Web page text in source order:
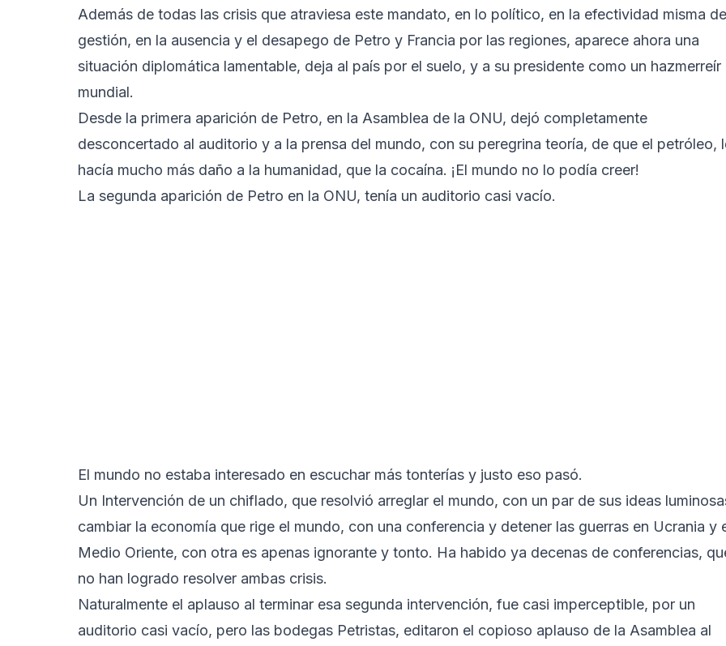
Además de todas las crisis que atraviesa este mandato, en lo político, en la efectividad misma
gestión, en la ausencia y el desapego de Petro y Francia por las regiones, aparece ahora una
situación diplomática lamentable, deja al país por el suelo, y a su presidente como un hazmerreír
mundial.
Desde la primera aparición de Petro, en la Asamblea de la ONU, dejó completamente
desconcertado al auditorio y a la prensa del mundo, con su peregrina teoría, de que el petróleo,
hacía mucho más daño a la humanidad, que la cocaína. ¡El mundo no lo podía creer!
La segunda aparición de Petro en la ONU, tenía un auditorio casi vacío.
El mundo no estaba interesado en escuchar más tonterías y justo eso pasó.
Un Intervención de un chiflado, que resolvió arreglar el mundo, con un par de sus ideas
cambiar la economía que rige el mundo, con una conferencia y detener las guerras en Ucrania y
Medio Oriente, con otra es apenas ignorante y tonto. Ha habido ya decenas de conferencias,
no han logrado resolver ambas crisis.
Naturalmente el aplauso al terminar esa segunda intervención, fue casi imperceptible, por un
auditorio casi vacío, pero las bodegas Petristas, editaron el copioso aplauso de la Asamblea al